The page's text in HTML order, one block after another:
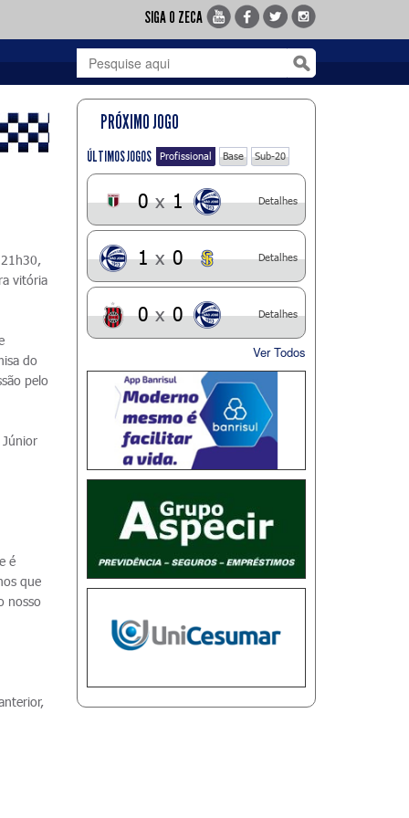
SIGA O ZECA
vitória
do
pelo
Júnior
é
que
nosso
PRÓXIMO JOGO
ÚLTIMOS JOGOS Profissional Base Sub-20
0 x 1 Detalhes
1 x 0 Detalhes
0 x 0 Detalhes
Ver Todos